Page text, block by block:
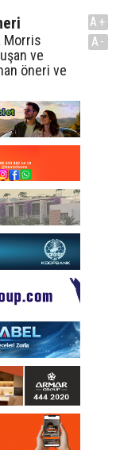
Morris
ve
öneri ve
A+
A-